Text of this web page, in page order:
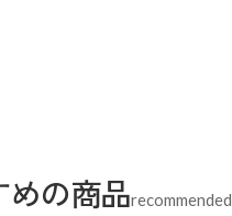
めの商品recommended